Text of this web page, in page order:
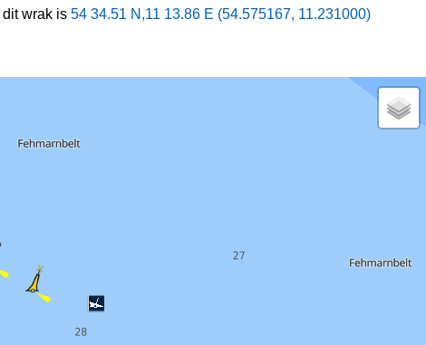
wrak is 54 34.51 N,11 13.86 E (54.575167, 11.231000)